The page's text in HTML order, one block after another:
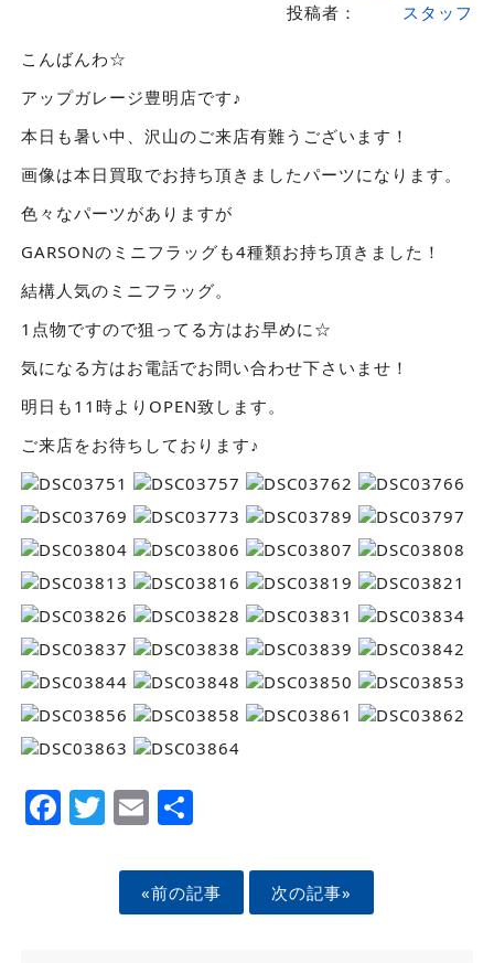
投稿者：
スタッフ
こんばんわ☆
アップガレージ豊明店です♪
本日も暑い中、沢山のご来店有難うございます！
画像は本日買取でお持ち頂きましたパーツになります。
色々なパーツがありますが
GARSONのミニフラッグも4種類お持ち頂きました！
結構人気のミニフラッグ。
1点物ですので狙ってる方はお早めに☆
気になる方はお電話でお問い合わせ下さいませ！
明日も11時よりOPEN致します。
ご来店をお待ちしております♪
Facebook
Twitter
EmailShare
«前の記事 次の記事»